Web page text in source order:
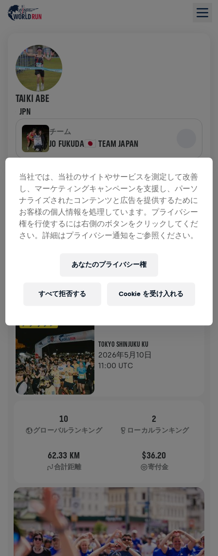
TAIKI ABE
JPN
チーム
JO FUKUDA🇯🇵 TEAM JAPAN
募金の概要
寄付金総額：$0.00 目標額: $0.00
寄付 寄付
アプリラン
TOKYO SHINJUKU KU
2026年5月10日
11:00 UTC
10
グローバルランキング
2
ローカルランキング
62.33 KM
合計距離
$36.20
寄付金
当社では、当社のサイトやサービスを測定して改善
し、マーケティングキャンペーンを支援し、パーソ
ナライズされたコンテンツと広告を提供するために
お客様の個人情報を処理しています。プライバシー
権を行使するには右側のボタンをクリックしてくだ
さい。詳細はプライバシー通知をご参照ください。
あなたのプライバシー権
すべて拒否する Cookie を受け入れる